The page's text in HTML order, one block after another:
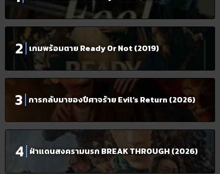
เกมพร้อมตาย Ready Or Not (2019)
การกลับมาของปีศาจร้าย Evil’s Return (2026)
ฝ่าแดนสงครามนรก BREAK THROUGH (2026)